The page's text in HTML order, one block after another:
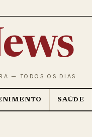
— TODOS OS DIAS
SAÚDE